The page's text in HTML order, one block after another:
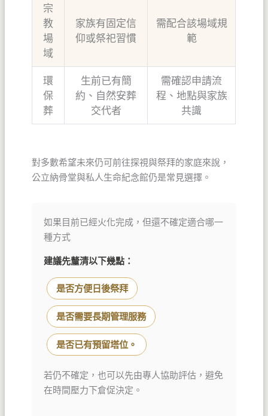
宗
教
場
域
家族有固定信
仰或祭祀習慣
需配合該場域規
範
環
保
葬
生前已有簡
約、自然安葬
交代者
需確認申請流
程、地點與家族
共識
對多數希望未來仍可前往探視與祭拜的家庭來說，
公立納骨堂與私人生命紀念館仍是常見選擇。
如果目前已經火化完成，但還不確定適合哪一
種方式
建議先釐清以下幾點：
是否方便日後祭拜
是否需要長期管理服務
是否已有預留塔位。
若仍不確定，也可以先由專人協助評估，避免
在時間壓力下倉促決定。